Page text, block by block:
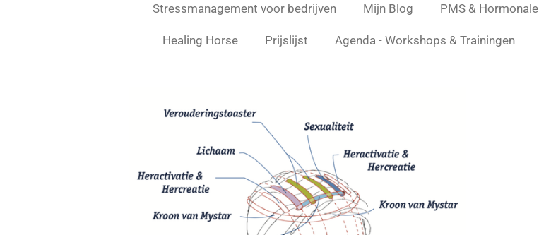
Stressmanagement voor bedrijven Mijn Blog PMS &
Healing Horse Prijslijst Agenda - Workshops & Trainingen